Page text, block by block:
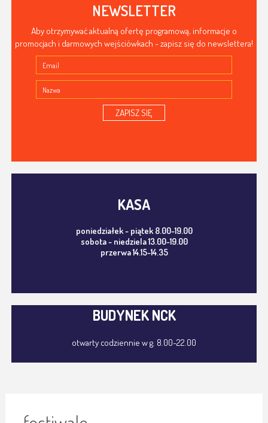
NEWSLETTER
Aby otrzymywać aktualną ofertę programową, informacje o
promocjach i darmowych wejściówkach - zapisz się do newslettera!
ZAPISZ SIĘ
KASA
poniedziałek - piątek 8.00-19.00
sobota - niedziela 13.00-19.00
przerwa 14.15-14.35
BUDYNEK NCK
otwarty codziennie w g. 8.00-22.00